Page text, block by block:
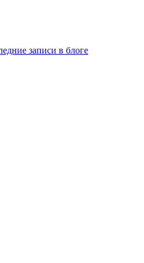
записи в блоге